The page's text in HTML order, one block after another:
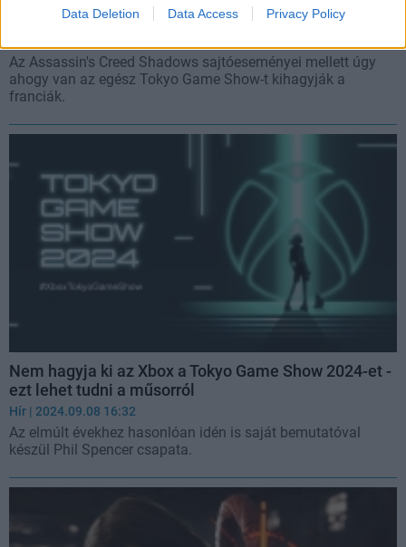
Data Deletion Data Access Privacy Policy
a csúszás sem kizárt
Az Assassin's Creed Shadows sajtóeseményei mellett úgy
ahogy van az egész Tokyo Game Show-t kihagyják a
franciák.
Nem hagyja ki az Xbox a Tokyo Game Show 2024-et -
ezt lehet tudni a műsorról
Hír | 2024.09.08 16:32
Az elmúlt évekhez hasonlóan idén is saját bemutatóval
készül Phil Spencer csapata.